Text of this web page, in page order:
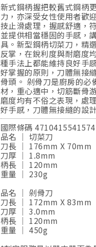
新式鋼柄握把較舊式鋼柄
力，亦深受女性使用者歡
技止滑處理，握感舒適，
並提供相當穩固的手感，
具。新型鋼柄切菜刀，精
反掌，在銳利度與耐磨度
種手法上都能維持良好手
好掌握的原則，刀體無接
骨頭。 剁骨刀是廚房的必
材，重心適中，切筋斷骨
磨度均有不俗之表現，處
好手感，刀體無接縫的設
國際條碼 4710415541574
品名 ｜ 切菜刀
刀長 ｜ 176mm X 70mm
刀厚 ｜ 1.8mm
柄長 ｜ 120mm
重量 ｜ 230g
品名 ｜ 剁骨刀
刀長 ｜ 172mm X 83mm
刀厚 ｜ 3.0mm
柄長 ｜ 120mm
重量 ｜ 450g